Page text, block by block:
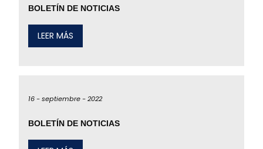
BOLETÍN DE NOTICIAS
LEER MÁS
16 -septiembre -2022
BOLETÍN DE NOTICIAS